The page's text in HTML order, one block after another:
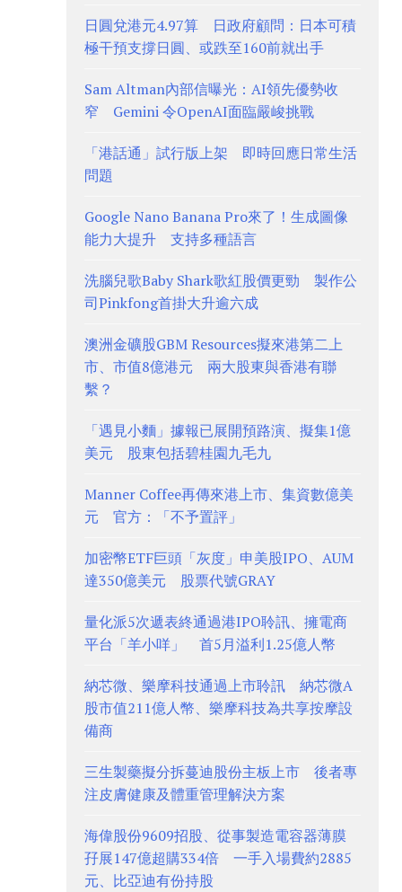
日圓兌港元4.97算 日政府顧問：日本可積
極干預支撐日圓、或跌至160前就出手
Sam Altman內部信曝光：AI領先優勢收
窄 Gemini 令OpenAI面臨嚴峻挑戰
「港話通」試行版上架 即時回應日常生活
問題
Google Nano Banana Pro來了！生成圖像
能力大提升 支持多種語言
洗腦兒歌Baby Shark歌紅股價更勁 製作公
司Pinkfong首掛大升逾六成
澳洲金礦股GBM Resources擬來港第二上
市、市值8億港元 兩大股東與香港有聯
繫？
「遇見小麵」據報已展開預路演、擬集1億
美元 股東包括碧桂園九毛九
Manner Coffee再傳來港上市、集資數億美
元 官方：「不予置評」
加密幣ETF巨頭「灰度」申美股IPO、AUM
達350億美元 股票代號GRAY
量化派5次遞表終通過港IPO聆訊、擁電商
平台「羊小咩」 首5月溢利1.25億人幣
納芯微、樂摩科技通過上市聆訊 納芯微A
股市值211億人幣、樂摩科技為共享按摩設
備商
三生製藥擬分拆蔓迪股份主板上市 後者專
注皮膚健康及體重管理解決方案
海偉股份9609招股、從事製造電容器薄膜
孖展147億超購334倍 一手入場費約2885
元、比亞迪有份持股